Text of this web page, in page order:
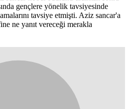
gençlere yönelik tavsiyesinde
tavsiye etmişti. Aziz sancar'a
ne yanıt vereceği merakla